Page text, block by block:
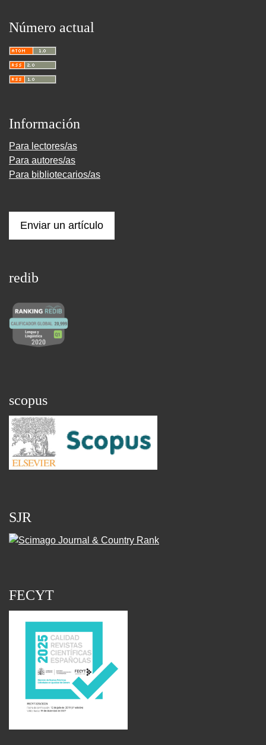
Número actual
Información
Para lectores/as
Para autores/as
Para bibliotecarios/as
Enviar un artículo
redib
scopus
SJR
FECYT